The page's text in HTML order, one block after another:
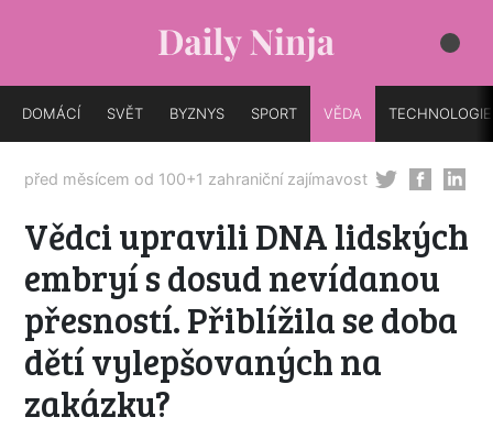
DOMÁCÍ SVĚT BYZNYS SPORT VĚDA TECHNOLOGIE
před měsícem od 100+1 zahraniční zajímavost
Vědci upravili DNA lidských
embryí s dosud nevídanou
přesností. Přiblížila se doba
dětí vylepšovaných na
zakázku?